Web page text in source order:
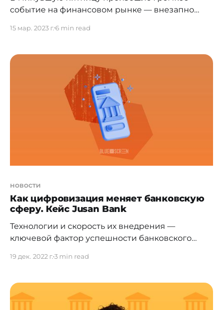
событие на финансовом рынке — внезапно
Valley Bank. Само банкротство стало вторым по
коммерческих структур и потрясло, прежде
всего, технологическую отрасль. Ведь банк был
создан в расчете на головастых ребят. Данное
явление вызвало самые разные
15 мар. 2023 г.6 min read
новости
Как цифровизация меняет банковскую
сферу. Кейс Jusan Bank
Технологии и скорость их внедрения —
ключевой фактор успешности банковского
Business, были представлены актуальные
подразделения, курирующие направление для
бизнеса, провели демонстрацию работы
19 дек. 2022 г.3 min read